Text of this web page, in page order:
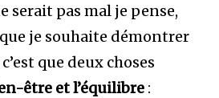
serait pas mal je pense,
que je souhaite démontrer
que deux choses
être et l’équilibre :